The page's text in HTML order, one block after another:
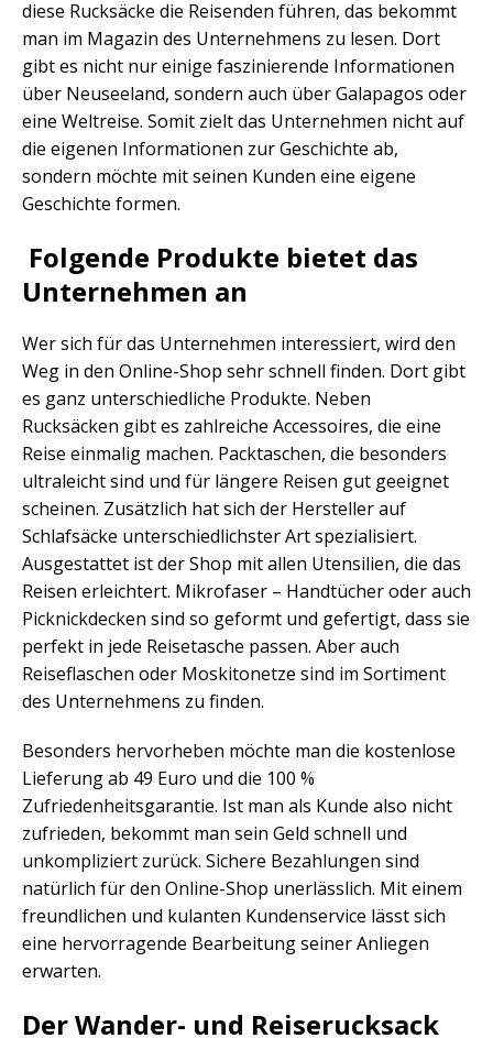
diese Rucksäcke die Reisenden führen, das bekommt
man im Magazin des Unternehmens zu lesen. Dort
gibt es nicht nur einige faszinierende Informationen
über Neuseeland, sondern auch über Galapagos oder
eine Weltreise. Somit zielt das Unternehmen nicht auf
die eigenen Informationen zur Geschichte ab,
sondern möchte mit seinen Kunden eine eigene
Geschichte formen.
Folgende Produkte bietet das
Unternehmen an
Wer sich für das Unternehmen interessiert, wird den
Weg in den Online-Shop sehr schnell finden. Dort gibt
es ganz unterschiedliche Produkte. Neben
Rucksäcken gibt es zahlreiche Accessoires, die eine
Reise einmalig machen. Packtaschen, die besonders
ultraleicht sind und für längere Reisen gut geeignet
scheinen. Zusätzlich hat sich der Hersteller auf
Schlafsäcke unterschiedlichster Art spezialisiert.
Ausgestattet ist der Shop mit allen Utensilien, die das
Reisen erleichtert. Mikrofaser – Handtücher oder auch
Picknickdecken sind so geformt und gefertigt, dass sie
perfekt in jede Reisetasche passen. Aber auch
Reiseflaschen oder Moskitonetze sind im Sortiment
des Unternehmens zu finden.
Besonders hervorheben möchte man die kostenlose
Lieferung ab 49 Euro und die 100 %
Zufriedenheitsgarantie. Ist man als Kunde also nicht
zufrieden, bekommt man sein Geld schnell und
unkompliziert zurück. Sichere Bezahlungen sind
natürlich für den Online-Shop unerlässlich. Mit einem
freundlichen und kulanten Kundenservice lässt sich
eine hervorragende Bearbeitung seiner Anliegen
erwarten.
Der Wander- und Reiserucksack